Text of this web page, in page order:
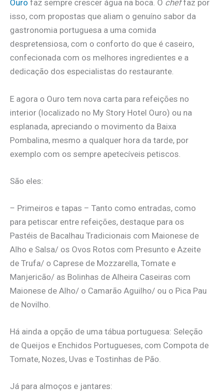
Ouro faz sempre crescer água na boca. O cheffaz por
isso, com propostas que aliam o genuíno sabor da
gastronomia portuguesa a uma comida
despretensiosa, com o conforto do que é caseiro,
confecionada com os melhores ingredientes e a
dedicação dos especialistas do restaurante.
E agora o Ouro tem nova carta para refeições no
interior (localizado no My Story Hotel Ouro) ou na
esplanada, apreciando o movimento da Baixa
Pombalina, mesmo a qualquer hora da tarde, por
exemplo com os sempre apetecíveis petiscos.
São eles:
– Primeiros e tapas – Tanto como entradas, como
para petiscar entre refeições, destaque para os
Pastéis de Bacalhau Tradicionais com Maionese de
Alho e Salsa/ os Ovos Rotos com Presunto e Azeite
de Trufa/ o Caprese de Mozzarella, Tomate e
Manjericão/ as Bolinhas de Alheira Caseiras com
Maionese de Alho/ o Camarão Aguilho/ ou o Pica Pau
de Novilho.
Há ainda a opção de uma tábua portuguesa: Seleção
de Queijos e Enchidos Portugueses, com Compota de
Tomate, Nozes, Uvas e Tostinhas de Pão.
Já para almoços e jantares: